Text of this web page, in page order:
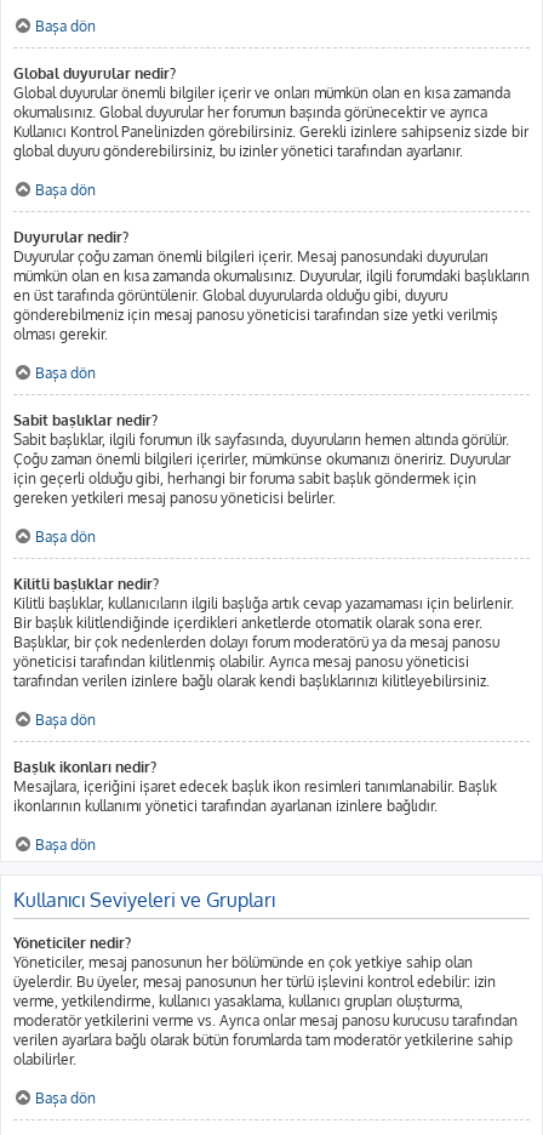
Başa dön
Global duyurular nedir?
Global duyurular önemli bilgiler içerir ve onları mümkün olan en kısa zamanda
okumalısınız. Global duyurular her forumun başında görünecektir ve ayrıca
Kullanıcı Kontrol Panelinizden görebilirsiniz. Gerekli izinlere sahipseniz sizde bir
global duyuru gönderebilirsiniz, bu izinler yönetici tarafından ayarlanır.
Başa dön
Duyurular nedir?
Duyurular çoğu zaman önemli bilgileri içerir. Mesaj panosundaki duyuruları
mümkün olan en kısa zamanda okumalısınız. Duyurular, ilgili forumdaki başlıkların
en üst tarafında görüntülenir. Global duyurularda olduğu gibi, duyuru
gönderebilmeniz için mesaj panosu yöneticisi tarafından size yetki verilmiş
olması gerekir.
Başa dön
Sabit başlıklar nedir?
Sabit başlıklar, ilgili forumun ilk sayfasında, duyuruların hemen altında görülür.
Çoğu zaman önemli bilgileri içerirler, mümkünse okumanızı öneririz. Duyurular
için geçerli olduğu gibi, herhangi bir foruma sabit başlık göndermek için
gereken yetkileri mesaj panosu yöneticisi belirler.
Başa dön
Kilitli başlıklar nedir?
Kilitli başlıklar, kullanıcıların ilgili başlığa artık cevap yazamaması için belirlenir.
Bir başlık kilitlendiğinde içerdikleri anketlerde otomatik olarak sona erer.
Başlıklar, bir çok nedenlerden dolayı forum moderatörü ya da mesaj panosu
yöneticisi tarafından kilitlenmiş olabilir. Ayrıca mesaj panosu yöneticisi
tarafından verilen izinlere bağlı olarak kendi başlıklarınızı kilitleyebilirsiniz.
Başa dön
Başlık ikonları nedir?
Mesajlara, içeriğini işaret edecek başlık ikon resimleri tanımlanabilir. Başlık
ikonlarının kullanımı yönetici tarafından ayarlanan izinlere bağlıdır.
Başa dön
Kullanıcı Seviyeleri ve Grupları
Yöneticiler nedir?
Yöneticiler, mesaj panosunun her bölümünde en çok yetkiye sahip olan
üyelerdir. Bu üyeler, mesaj panosunun her türlü işlevini kontrol edebilir: izin
verme, yetkilendirme, kullanıcı yasaklama, kullanıcı grupları oluşturma,
moderatör yetkilerini verme vs. Ayrıca onlar mesaj panosu kurucusu tarafından
verilen ayarlara bağlı olarak bütün forumlarda tam moderatör yetkilerine sahip
olabilirler.
Başa dön